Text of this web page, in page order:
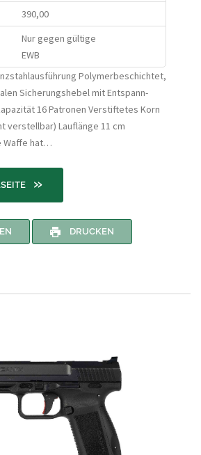
390,00
Nur gegen gültige
EWB
Polymerbeschichtet,
Sicherungshebel mit Entspann-
16 Patronen Verstiftetes Korn
verstellbar) Lauflänge 11 cm
Waffe hat…
»
DRUCKEN